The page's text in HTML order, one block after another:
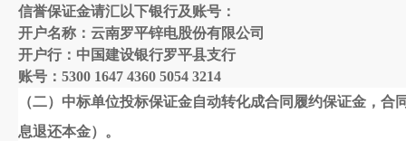
信誉保证金请汇以下银行及账号：
开户名称：云南罗平锌电股份有限公司
开户行：中国建设银行罗平县支行
账号： 5300 1647 4360 5054 3214
（二） 中标单位投标保证金自动转化成合同履约保证金，合
息退还本金）。